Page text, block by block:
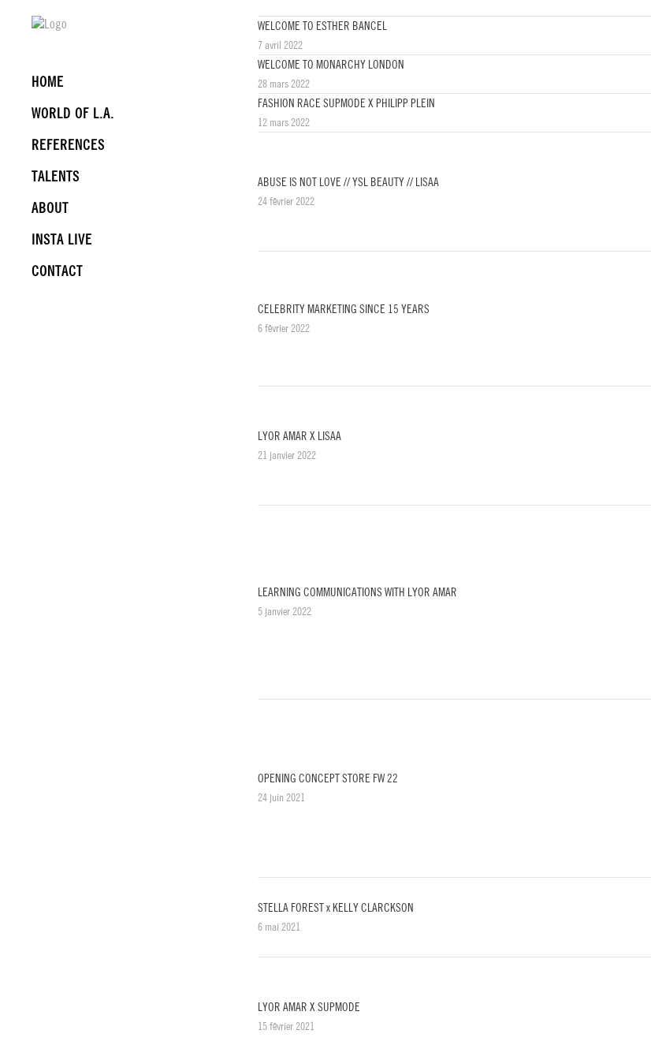
HOME
WORLD OF L.A.
REFERENCES
TALENTS
ABOUT
INSTA LIVE
CONTACT
WELCOME TO ESTHER BANCEL
7 avril 2022
WELCOME TO MONARCHY LONDON
28 mars 2022
FASHION RACE SUPMODE X PHILIPP PLEIN
12 mars 2022
ABUSE IS NOT LOVE // YSL BEAUTY // LISAA
24 février 2022
CELEBRITY MARKETING SINCE 15 YEARS
6 février 2022
LYOR AMAR X LISAA
21 janvier 2022
LEARNING COMMUNICATIONS WITH LYOR AMAR
5 janvier 2022
OPENING CONCEPT STORE FW 22
24 juin 2021
STELLA FOREST x KELLY CLARCKSON
6 mai 2021
LYOR AMAR X SUPMODE
15 février 2021